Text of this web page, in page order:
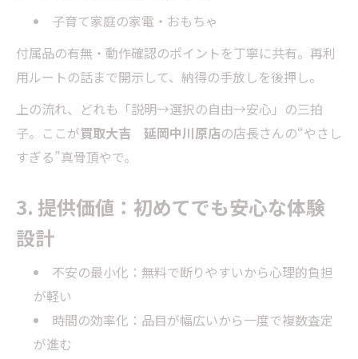
子育て家庭の家電・おもちゃ
付属品の有無・動作確認のポイントを丁寧に共有。再利
用ルートの話まで開示して、納得の手放しを後押し。
上の流れ、どれも「説明→選択の自由→安心」の三拍
子。ここが買取大吉 延岡中川原店の店長さんの“やさし
すぎる”真骨頂やで。
3. 提供価値：初めてでも安心な体験
設計
不安の最小化：無料で断りやすいから心理的負担
が軽い
時間の効率化：品目が幅広いから一度で複数査定
が進む